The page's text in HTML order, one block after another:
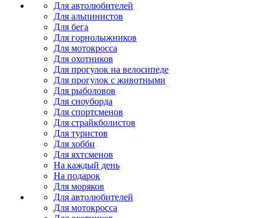
Для автолюбителей
Для альпинистов
Для бега
Для горнолыжников
Для мотокросса
Для охотников
Для прогулок на велосипеде
Для прогулок с животными
Для рыболовов
Для сноуборда
Для спортсменов
Для страйкболистов
Для туристов
Для хобби
Для яхтсменов
На каждый день
На подарок
Для моряков
Для автолюбителей
Для мотокросса